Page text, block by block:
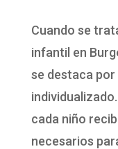
Cuando se
infantil en
se destaca por
cada niño
necesarios